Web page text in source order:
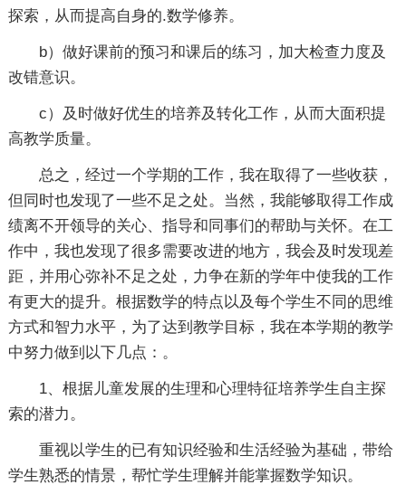
探索，从而提高自身的.数学修养。
b）做好课前的预习和课后的练习，加大检查力度及
改错意识。
c）及时做好优生的培养及转化工作，从而大面积提
高教学质量。
总之，经过一个学期的工作，我在取得了一些收获，
但同时也发现了一些不足之处。当然，我能够取得工作成
绩离不开领导的关心、指导和同事们的帮助与关怀。在工
作中，我也发现了很多需要改进的地方，我会及时发现差
距，并用心弥补不足之处，力争在新的学年中使我的工作
有更大的提升。根据数学的特点以及每个学生不同的思维
方式和智力水平，为了达到教学目标，我在本学期的教学
中努力做到以下几点：。
1、根据儿童发展的生理和心理特征培养学生自主探
索的潜力。
重视以学生的已有知识经验和生活经验为基础，带给
学生熟悉的情景，帮忙学生理解并能掌握数学知识。